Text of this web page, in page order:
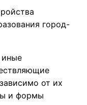
город-
иные
от их
и формы